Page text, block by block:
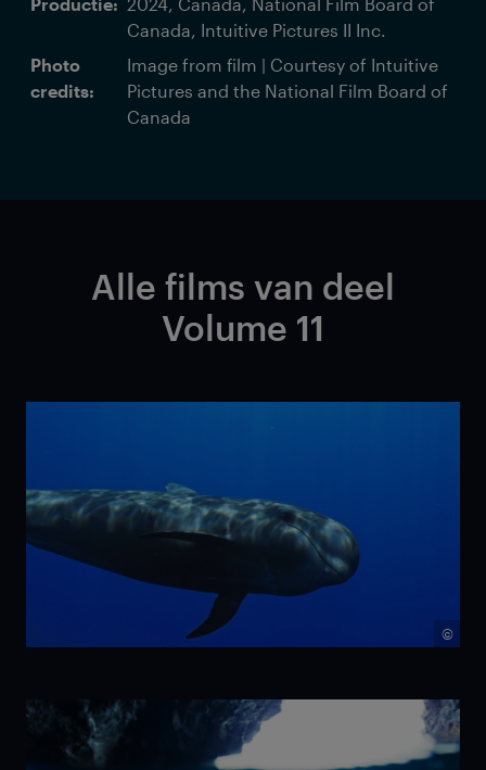
Canada, Intuitive Pictures II Inc.
Photo
credits:
Image from film | Courtesy of Intuitive
Pictures and the National Film Board of
Canada
Alle films van deel
Volume 11
©